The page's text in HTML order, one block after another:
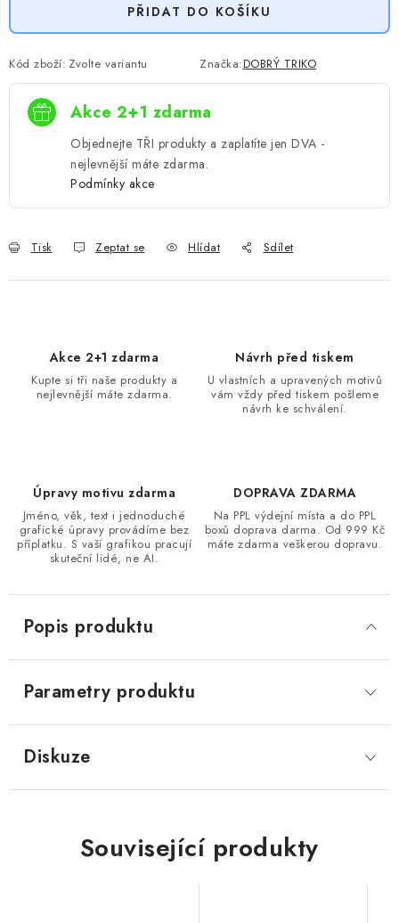
PŘIDAT DO KOŠÍKU
Kód zboží: Zvolte variantu Značka:DOBRÝ TRIKO
Akce 2+1 zdarma
Objednejte TŘI produkty a zaplatíte jen DVA -
nejlevnější máte zdarma.
Podmínky akce
Tisk Zeptat se Hlídat Sdílet
Akce 2+1 zdarma
Kupte si tři naše produkty a
nejlevnější máte zdarma.
Návrh před tiskem
U vlastních a upravených motivů
vám vždy před tiskem pošleme
návrh ke schválení.
Úpravy motivu zdarma
Jméno, věk, text i jednoduché
grafické úpravy provádíme bez
příplatku. S vaší grafikou pracují
skuteční lidé, ne AI.
DOPRAVA ZDARMA
Na PPL výdejní místa a do PPL
boxů doprava darma. Od 999 Kč
máte zdarma veškerou dopravu.
Popis produktu
Parametry produktu
Diskuze
Související produkty